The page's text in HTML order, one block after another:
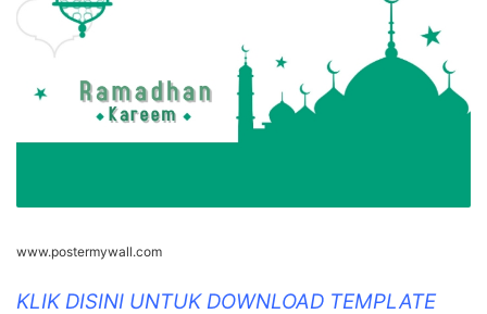
www.postermywall.com
KLIK DISINI UNTUK DOWNLOAD TEMPLATE